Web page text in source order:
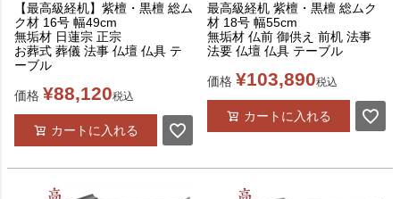
【最高級経机】紫檀・黒檀 総ム
ク材 16号 幅49cm
無垢材 日蓮宗 正宗
お葬式 葬儀 法事 仏壇 仏具 テ
ーブル
価格 ¥88,120税込
カートに入れる
最高級経机 紫檀・黒檀 総ムク
材 18号 幅55cm
無垢材 仏前 御供え 前机 法事
法要 仏壇 仏具 テーブル
価格 ¥103,890税込
カートに入れる